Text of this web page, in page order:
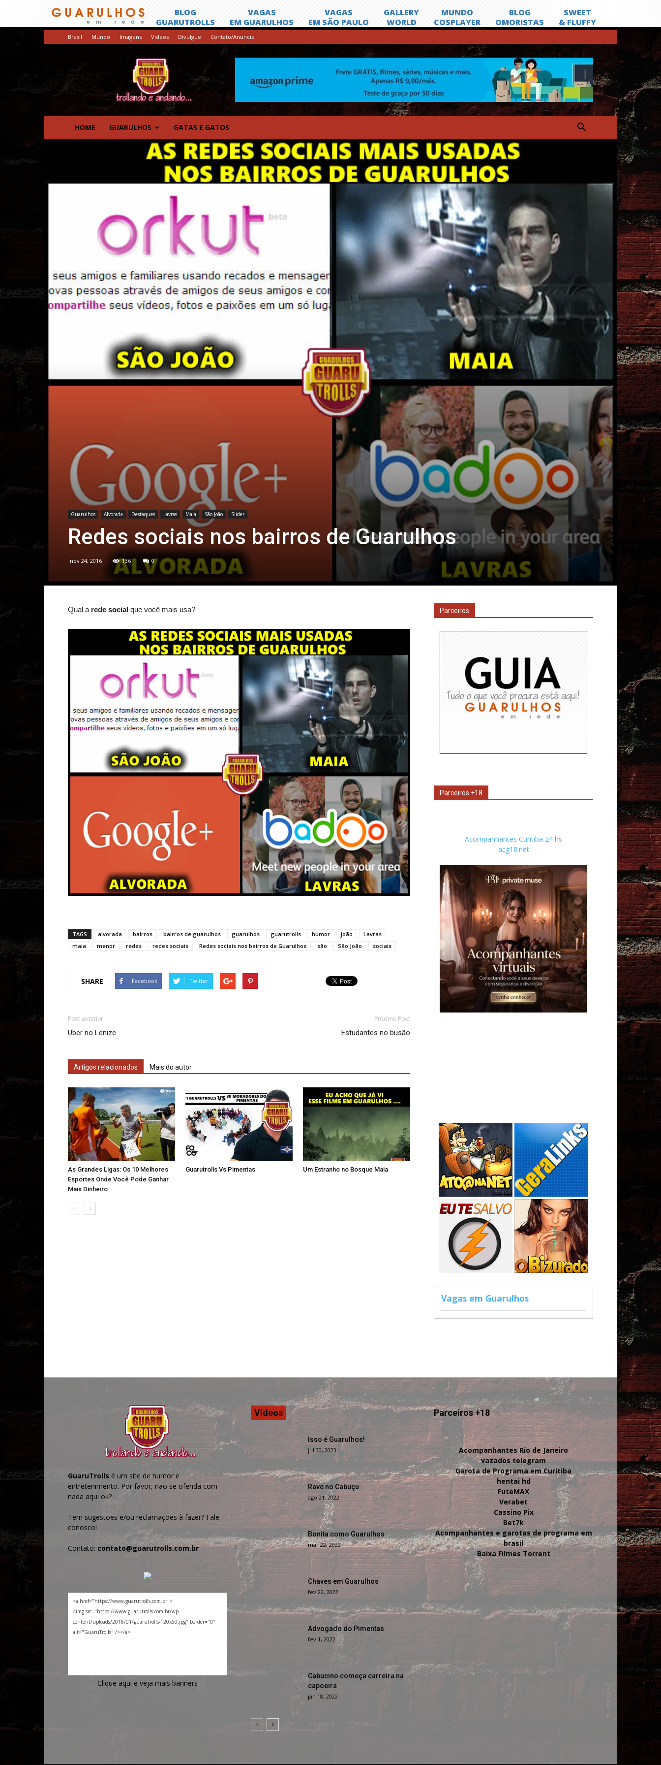
Brasil Mundo Imagens Videos Divulgue Contato/Anuncie
HOME GUARULHOS GATAS E GATOS
Guarulhos Alvorada Destaques Lavras Maia São João Slider
Redes sociais nos bairros de Guarulhos
nov 24, 2016 136 0
Qual a rede social que você mais usa?
TAGS alvorada bairros bairros de guarulhos guarulhos guarutrolls humor joão
Lavras
maia
menor redes redes sociais Redes sociais nos bairros de Guarulhos são São João sociais
SHARE Facebook Twitter
Post anterior
Uber no Lenize
Próximo Post
Estudantes no busão
Artigos relacionados Mais do autor
As Grandes Ligas: Os 10 Melhores
Esportes Onde Você Pode Ganhar
Mais Dinheiro
Guarutrolls Vs Pimentas Um Estranho no Bosque Maia
Parceiros
Parceiros +18
Acompanhantes Curitiba 24 hs
acg18.net
Vagas em Guarulhos
GuaruTrolls é um site de humor e
entretenimento. Por favor, não se ofenda com
nada aqui ok?
Tem sugestões e/ou reclamações à fazer? Fale
conosco!
Contato: contato@guarutrolls.com.br
Clique aqui e veja mais banners
Vídeos
Isso é Guarulhos!
jul 30, 2023
Rave no Cabuçu
ago 21, 2022
Bonita como Guarulhos
mar 22, 2022
Chaves em Guarulhos
fev 22, 2022
Advogado do Pimentas
fev 1, 2022
Cabucino começa carreira na
capoeira
jan 18, 2022
Parceiros +18
Acompanhantes Rio de Janeiro
vazados telegram
Garota de Programa em Curitiba
hentai hd
FuteMAX
Verabet
Cassino Pix
Bet7k
Acompanhantes e garotas de programa em
brasil
Baixa Filmes Torrent